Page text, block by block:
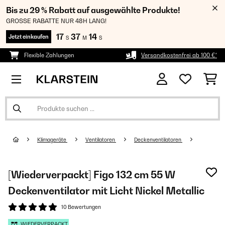
Bis zu 29 % Rabatt auf ausgewählte Produkte!
GROSSE RABATTE NUR 48H LANG!
Jetzt einkaufen 17 S 37 M 14 S
Flexible Zahlungen Versandkostenfrei ab 100 €*
Klimageräte Ventilatoren Deckenventilatoren
[Wiederverpackt] Figo 132 cm 55 W
Deckenventilator mit Licht Nickel Metallic
10 Bewertungen